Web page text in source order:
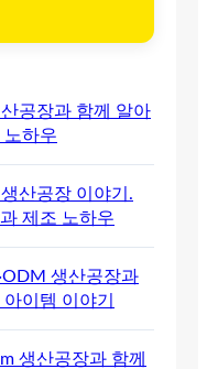
공장과 함께 알아
노하우
산공장 이야기.
제조 노하우
생산공장과
이템 이야기
생산공장과 함께